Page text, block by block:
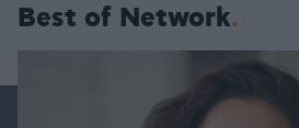
Best of Network